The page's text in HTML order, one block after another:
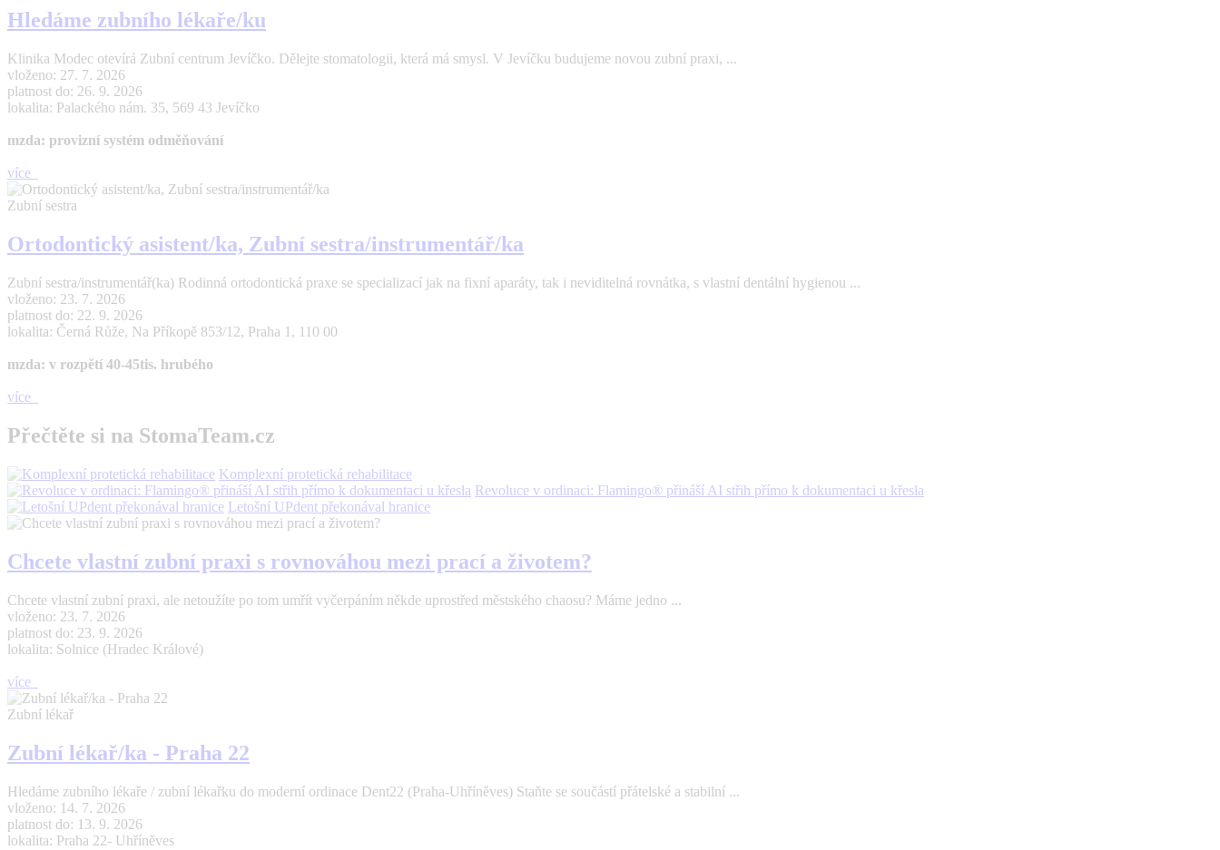
Hledáme zubního lékaře/ku
Klinika Modec otevírá Zubní centrum Jevíčko. Dělejte stomatologii, která má smysl. V Jevíčku budujeme novou zubní praxi, ...
vloženo: 27. 7. 2026
platnost do: 26. 9. 2026
lokalita: Palackého nám. 35, 569 43 Jevíčko
mzda: provizní systém odměňování
více
Zubní sestra
Ortodontický asistent/ka, Zubní sestra/instrumentář/ka
Zubní sestra/instrumentář(ka) Rodinná ortodontická praxe se specializací jak na fixní aparáty, tak i neviditelná rovnátka, s vlastní dentální hygienou ...
vloženo: 23. 7. 2026
platnost do: 22. 9. 2026
lokalita: Černá Růže, Na Příkopě 853/12, Praha 1, 110 00
mzda: v rozpětí 40-45tis. hrubého
více
Přečtěte si na StomaTeam.cz
Komplexní protetická rehabilitace
Revoluce v ordinaci: Flamingo® přináší AI střih přímo k dokumentaci u křesla
Letošní UPdent překonával hranice
Chcete vlastní zubní praxi s rovnováhou mezi prací a životem?
Chcete vlastní zubní praxi, ale netoužíte po tom umřít vyčerpáním někde uprostřed městského chaosu? Máme jedno ...
vloženo: 23. 7. 2026
platnost do: 23. 9. 2026
lokalita: Solnice (Hradec Králové)
více
Zubní lékař
Zubní lékař/ka - Praha 22
Hledáme zubního lékaře / zubní lékařku do moderní ordinace Dent22 (Praha-Uhříněves) Staňte se součástí přátelské a stabilní ...
vloženo: 14. 7. 2026
platnost do: 13. 9. 2026
lokalita: Praha 22- Uhříněves